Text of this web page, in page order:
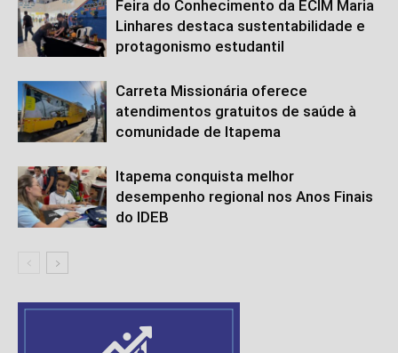
Feira do Conhecimento da ECIM Maria
Linhares destaca sustentabilidade e
protagonismo estudantil
Carreta Missionária oferece
atendimentos gratuitos de saúde à
comunidade de Itapema
Itapema conquista melhor
desempenho regional nos Anos Finais
do IDEB